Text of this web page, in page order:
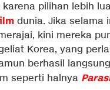
pilihan lebih
dunia. Jika selama
kini mereka
Korea, yang
berhasil langsung
seperti halnya